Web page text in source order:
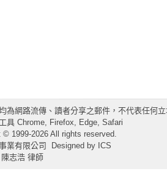
為網路流傳、讀者分享之郵件，不代表任何
具 Chrome, Firefox, Edge, Safari
© 1999-2026 All rights reserved.
業有限公司
Designed by ICS
志浩 律師